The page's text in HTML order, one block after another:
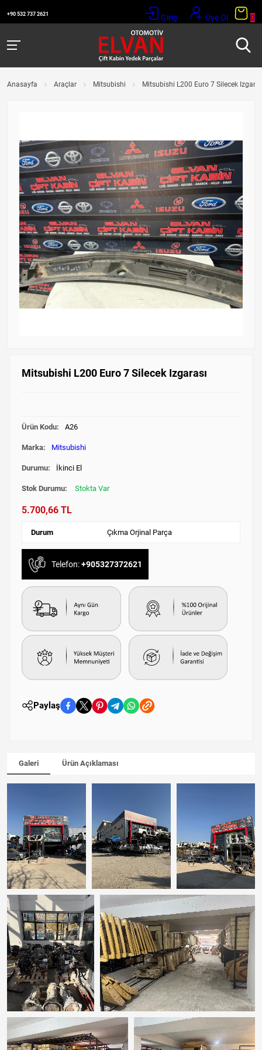
+90 532 737 2621 Giriş Üye Ol 0
Anasayfa Araçlar Mitsubishi Mitsubishi L200 Euro 7 Silecek
Mitsubishi L200 Euro 7 Silecek Izgarası
Ürün Kodu: A26
Marka: Mitsubishi
Durumu: İkinci El
Stok Durumu: Stokta Var
5.700,66 TL
Durum Çıkma Orjinal Parça
Telefon:+905327372621
Paylaş
Galeri Ürün Açıklaması